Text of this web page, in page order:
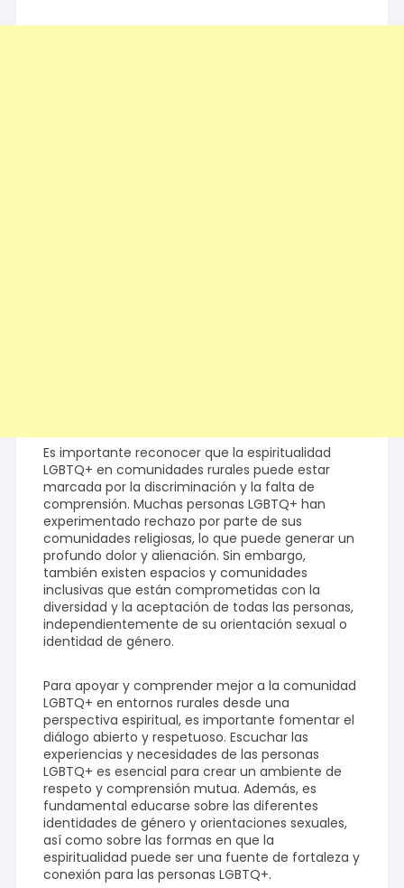
Es importante reconocer que la espiritualidad
LGBTQ+ en comunidades rurales puede estar
marcada por la discriminación y la falta de
comprensión. Muchas personas LGBTQ+ han
experimentado rechazo por parte de sus
comunidades religiosas, lo que puede generar un
profundo dolor y alienación. Sin embargo,
también existen espacios y comunidades
inclusivas que están comprometidas con la
diversidad y la aceptación de todas las personas,
independientemente de su orientación sexual o
identidad de género.
Para apoyar y comprender mejor a la comunidad
LGBTQ+ en entornos rurales desde una
perspectiva espiritual, es importante fomentar el
diálogo abierto y respetuoso. Escuchar las
experiencias y necesidades de las personas
LGBTQ+ es esencial para crear un ambiente de
respeto y comprensión mutua. Además, es
fundamental educarse sobre las diferentes
identidades de género y orientaciones sexuales,
así como sobre las formas en que la
espiritualidad puede ser una fuente de fortaleza y
conexión para las personas LGBTQ+.